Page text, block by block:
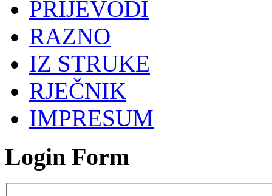
PRIJEVODI
RAZNO
IZ STRUKE
RJEČNIK
IMPRESUM
Login Form